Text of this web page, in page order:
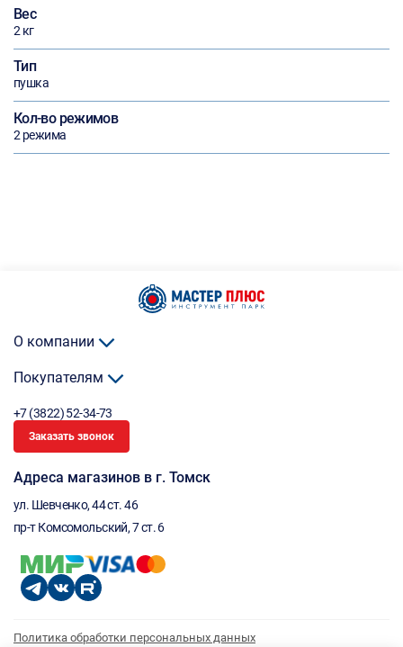
Вес
2 кг
Тип
пушка
Кол-во режимов
2 режима
О компании
Покупателям
+7 (3822) 52-34-73
Заказать звонок
Адреса магазинов в г. Томск
ул. Шевченко, 44 ст. 46
пр-т Комсомольский, 7 ст. 6
Политика обработки персональных данных